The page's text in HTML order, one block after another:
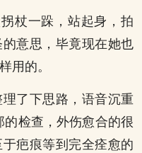
杖一跺，站起身，拍
意思，毕竟现在她也
用的。
了下思路，语音沉重
的检查，外伤愈合的很
疤痕等到完全痊愈的